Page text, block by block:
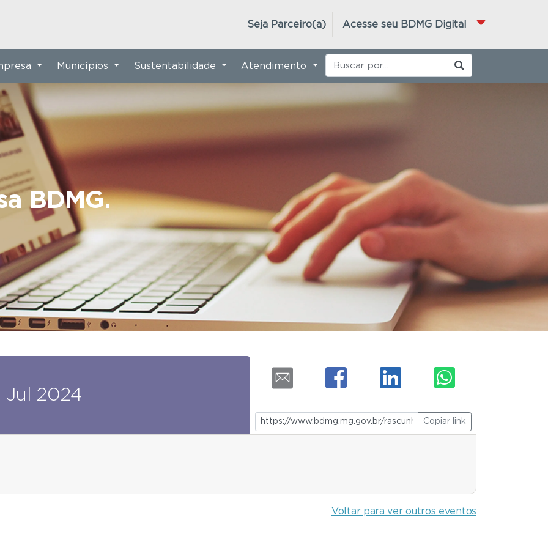
Acesse seu BDMG Digital
Seja Parceiro(a)
BDMG.
Municípios Sustentabilidade Atendimento
Jul 2024
Copiar link
Voltar para ver outros eventos